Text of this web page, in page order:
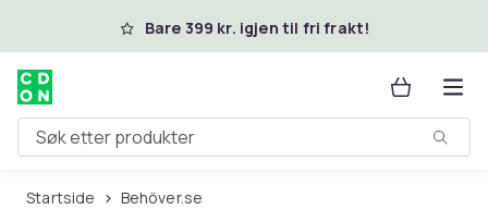
Hopp til hovedinnholdBare 399 kr. igjen til fri frakt!
Søk etter produkter
Startside Behöver.se